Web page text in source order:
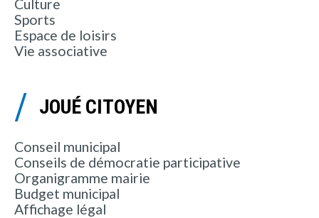
Culture
Sports
Espace de loisirs
Vie associative
JOUÉ CITOYEN
Conseil municipal
Conseils de démocratie participative
Organigramme mairie
Budget municipal
Affichage légal